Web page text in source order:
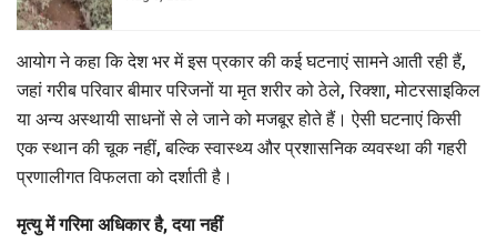
आयोग ने कहा कि देश भर में इस प्रकार की कई घटनाएं सामने आती रही हैं,
जहां गरीब परिवार बीमार परिजनों या मृत शरीर को ठेले, रिक्शा, मोटरसाइकिल
या अन्य अस्थायी साधनों से ले जाने को मजबूर होते हैं। ऐसी घटनाएं किसी
एक स्थान की चूक नहीं, बल्कि स्वास्थ्य और प्रशासनिक व्यवस्था की गहरी
प्रणालीगत विफलता को दर्शाती है।
मृत्यु में गरिमा अधिकार है, दया नहीं